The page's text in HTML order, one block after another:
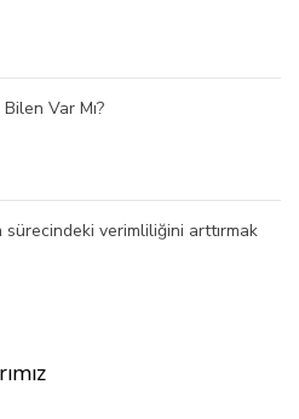
Var Mı?
verimliliğini arttırmak